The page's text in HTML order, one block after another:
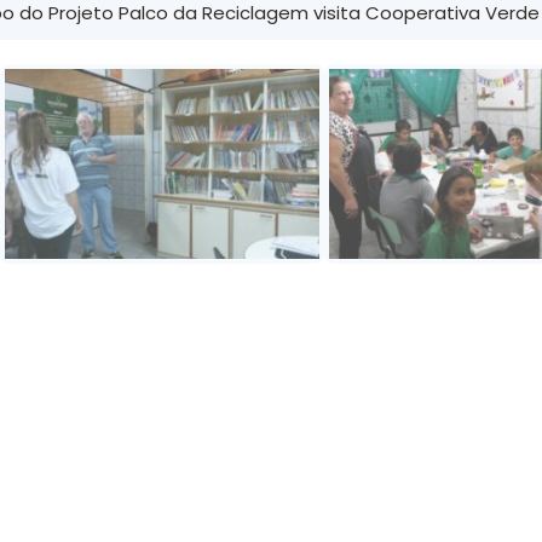
do Projeto Palco da Reciclagem visita Cooperativa